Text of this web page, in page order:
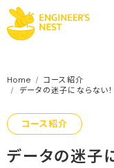
content
Home
コース紹介
データの迷子にならない
コース紹介
データの迷子